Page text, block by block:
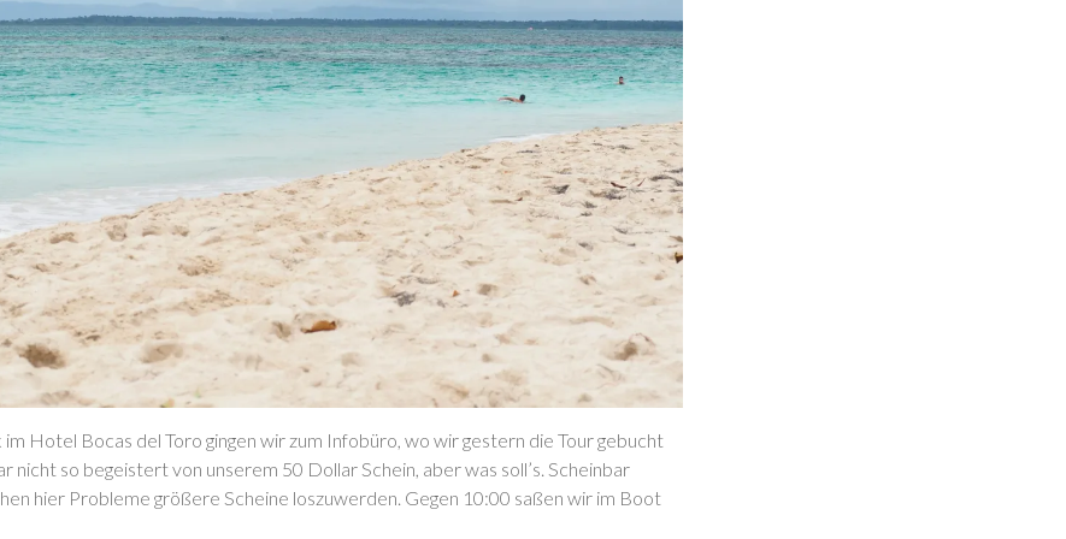
Hotel Bocas del Toro gingen wir zum Infobüro, wo wir gestern die Tour gebucht
nicht so begeistert von unserem 50 Dollar Schein, aber was soll’s. Scheinbar
hier Probleme größere Scheine loszuwerden. Gegen 10:00 saßen wir im Boot